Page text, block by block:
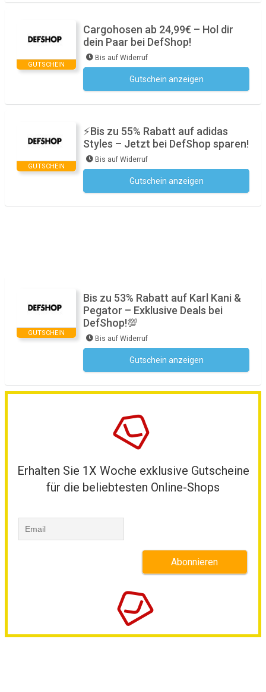
GUTSCHEIN
Cargohosen ab 24,99€ – Hol dir
dein Paar bei DefShop!
Bis auf Widerruf
Gutschein anzeigen
GUTSCHEIN
⚡Bis zu 55% Rabatt auf adidas
Styles – Jetzt bei DefShop sparen!
Bis auf Widerruf
Gutschein anzeigen
GUTSCHEIN
Bis zu 53% Rabatt auf Karl Kani &
Pegator – Exklusive Deals bei
DefShop!💯
Bis auf Widerruf
Gutschein anzeigen
Erhalten Sie 1X Woche exklusive Gutscheine
für die beliebtesten Online-Shops